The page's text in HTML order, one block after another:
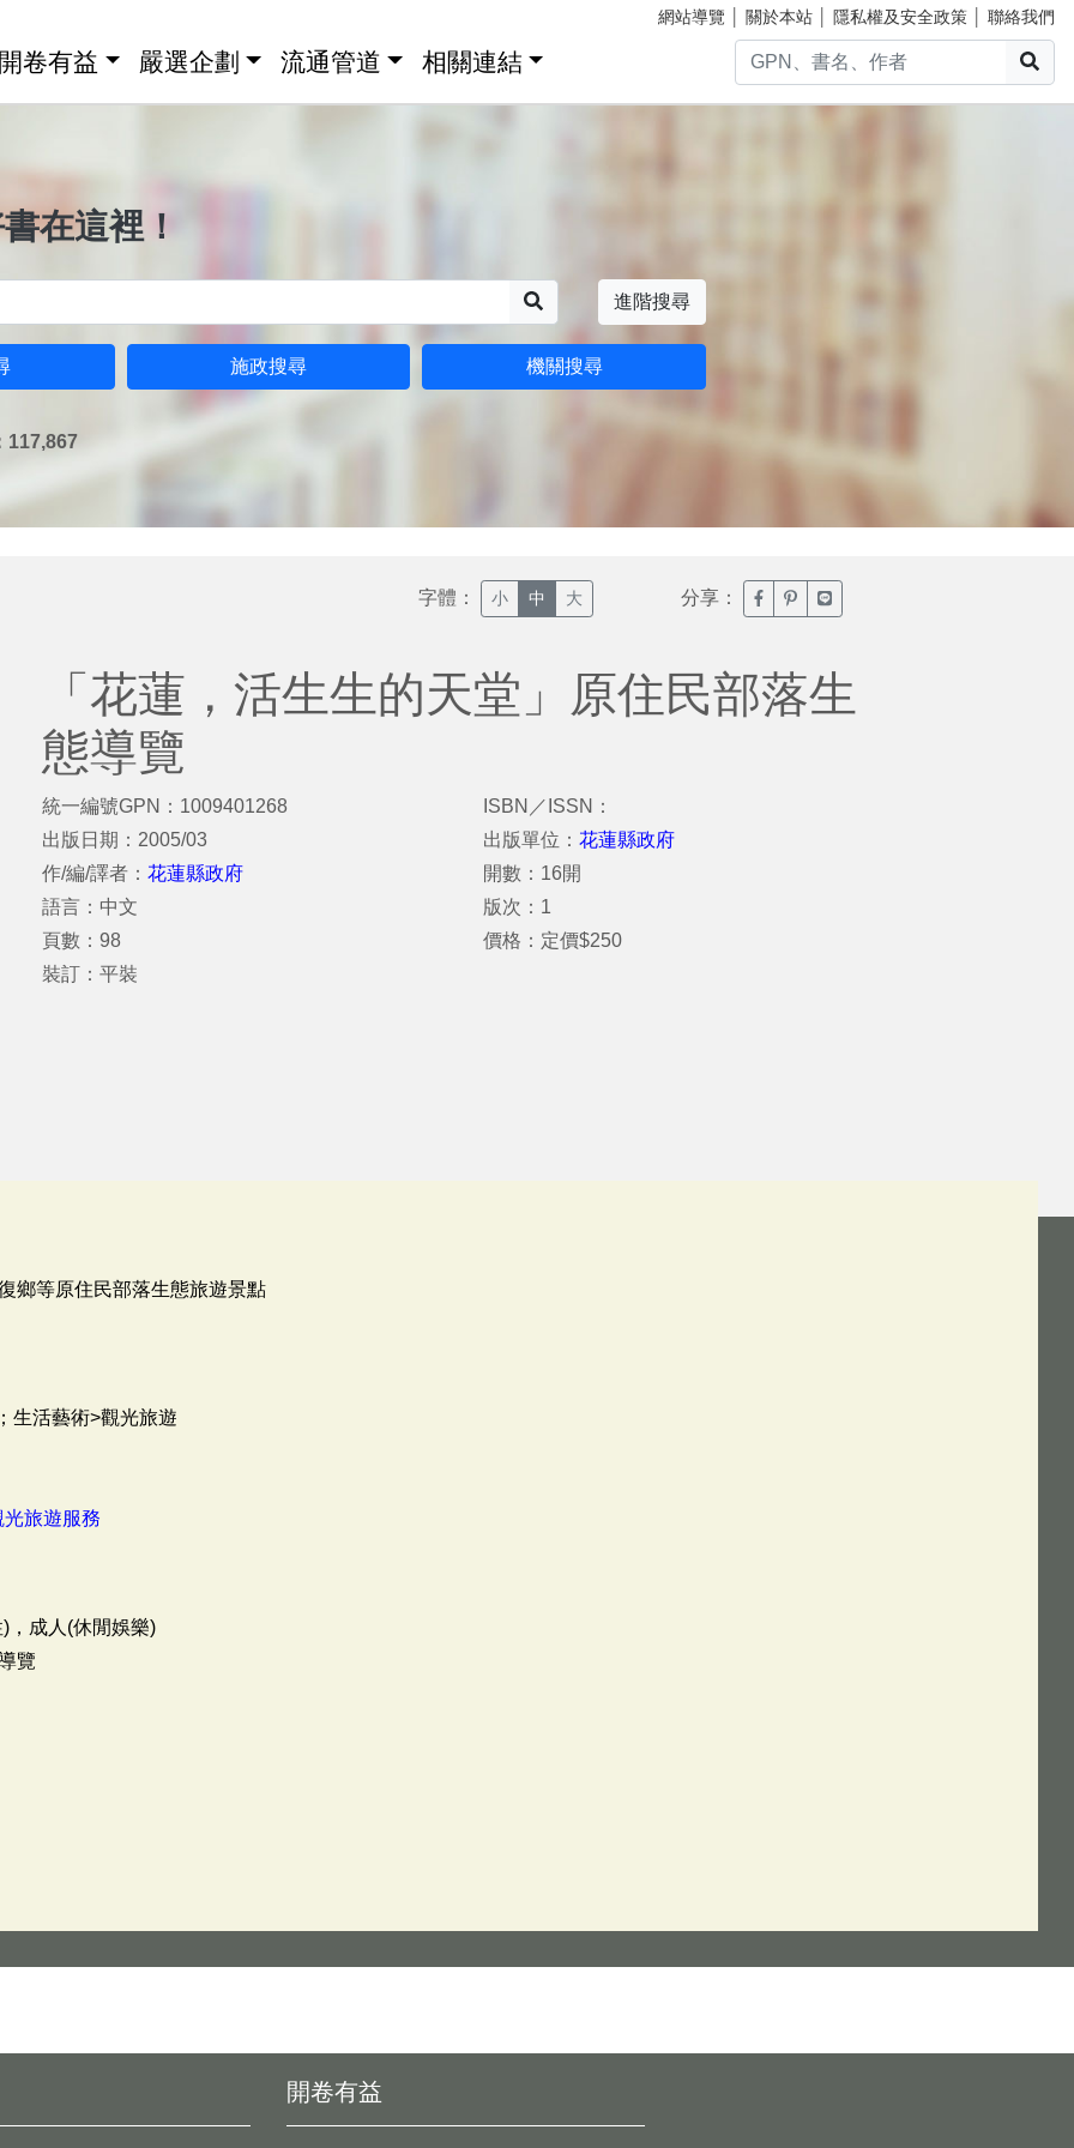
網站導覽 關於本站 隱私權及安全政策 聯絡我們
卷有益 嚴選企劃 流通管道 相關連結
在這裡！
進階搜尋
施政搜尋 機關搜尋
117,867
字體： 小 中 大 分享： 臉書分享(另開新視窗)
噗浪分享(另開新視窗)
Line分享(另開新視窗)
「花蓮，活生生的天堂」原住民部落生
態導覽
統一編號GPN：1009401268
出版日期：2005/03
作/編/譯者： 花蓮縣政府
語言：中文
頁數：98
裝訂：平裝
ISBN／ISSN：
出版單位：花蓮縣政府
開數：16開
版次：1
價格：定價$250
鄉等原住民部落生態旅遊景點
生活藝術>觀光旅遊
旅遊服務
，成人(休閒娛樂)
覽
開卷有益